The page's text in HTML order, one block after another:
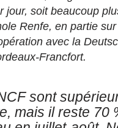
jour, soit beaucoup
Renfe, en partie
avec la
Francfort.
sont
mais il reste 70